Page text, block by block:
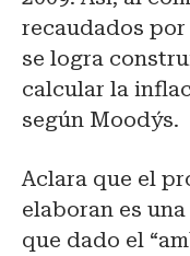
recaudados
se logra
calcular la
según Moody´s.
Aclara que el
elaboran es
que dado el